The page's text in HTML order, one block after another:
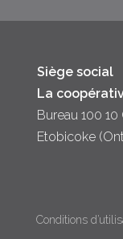
Siège social
La
Bureau 100
Etobicoke
Conditions